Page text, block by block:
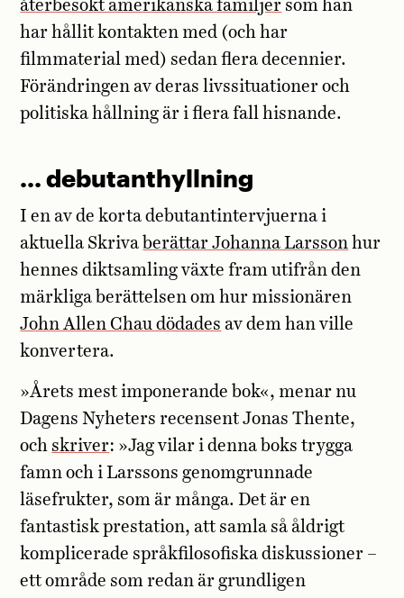
återbesökt amerikanska familjer som han
har hållit kontakten med (och har
filmmaterial med) sedan flera decennier.
Förändringen av deras livssituationer och
politiska hållning är i flera fall hisnande.
… debutanthyllning
I en av de korta debutantintervjuerna i
aktuella Skriva berättar Johanna Larsson hur
hennes diktsamling växte fram utifrån den
märkliga berättelsen om hur missionären
John Allen Chau dödades av dem han ville
konvertera.
»Årets mest imponerande bok«, menar nu
Dagens Nyheters recensent Jonas Thente,
och skriver: »Jag vilar i denna boks trygga
famn och i Larssons genomgrunnade
läsefrukter, som är många. Det är en
fantastisk prestation, att samla så åldrigt
komplicerade språkfilosofiska diskussioner –
ett område som redan är grundligen